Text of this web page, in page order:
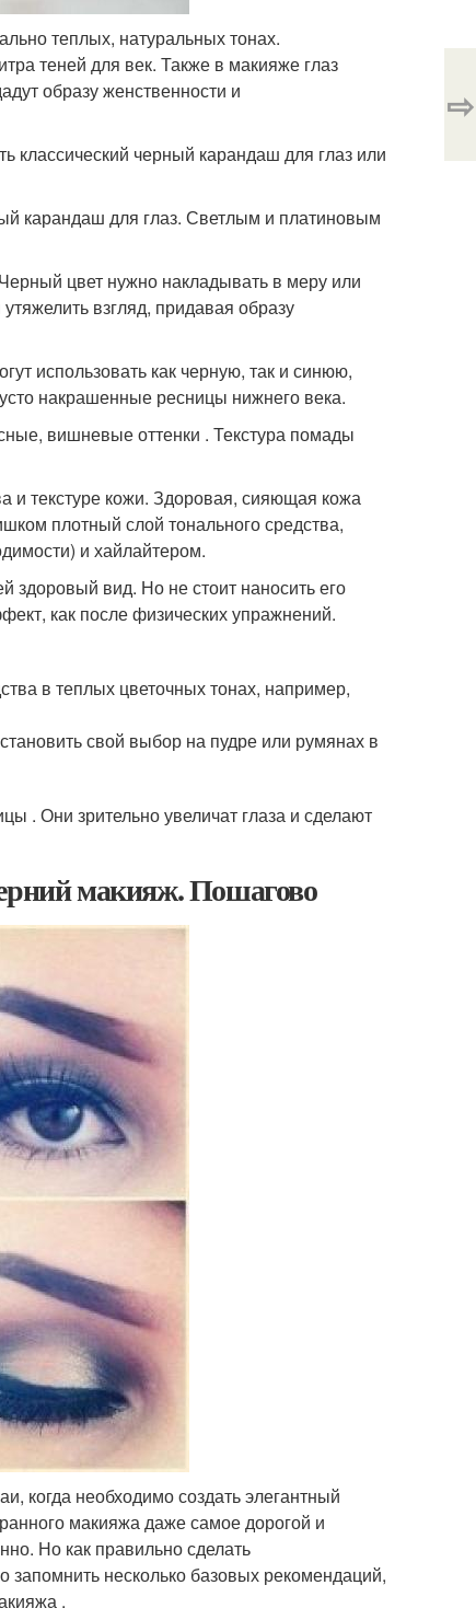
теплых, натуральных тонах.
теней для век. Также в макияже глаз
образу женственности и
классический черный карандаш для глаз или
карандаш для глаз. Светлым и платиновым
цвет нужно накладывать в меру или
взгляд, придавая образу
использовать как черную, так и синюю,
накрашенные ресницы нижнего века.
вишневые оттенки . Текстура помады
и текстуре кожи. Здоровая, сияющая кожа
плотный слой тонального средства,
и хайлайтером.
здоровый вид. Но не стоит наносить его
как после физических упражнений.
в теплых цветочных тонах, например,
свой выбор на пудре или румянах в
. Они зрительно увеличат глаза и сделают
макияж. Пошагово
когда необходимо создать элегантный
макияжа даже самое дорогой и
Но как правильно сделать
несколько базовых рекомендаций,
.
⇨